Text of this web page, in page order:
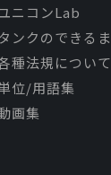
ニコンLab
ンクのできる
種法規について
位/用語集
画集